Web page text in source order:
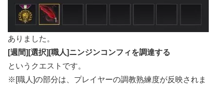
ありました。
[週間][選択][職人]ニンジンコンフィを調達する
というクエストです。
※[職人]の部分は、プレイヤーの調教熟練度が反映されま